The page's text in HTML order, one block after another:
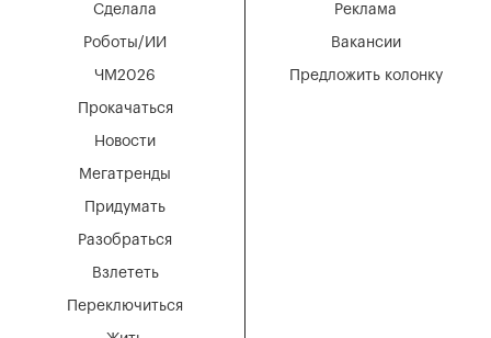
Мегатренды
Придумать
Разобраться
Взлететь
Новости
Переключиться
Сделала
Роботы/ИИ
ЧМ2026
Прокачаться
Вакансии
Реклама
Предложить колонку